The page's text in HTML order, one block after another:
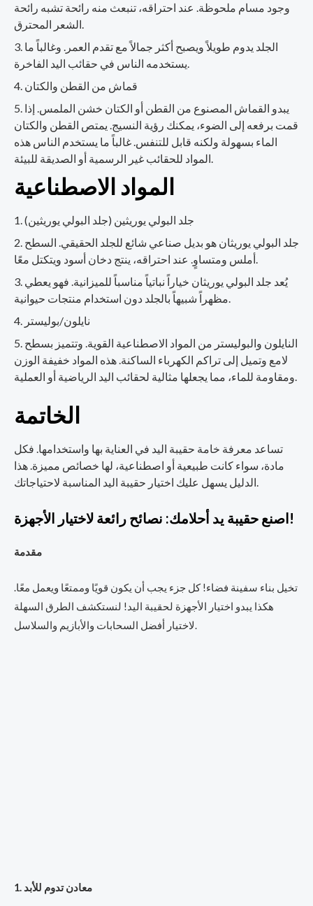
وجود مسام ملحوظة. عند احتراقه، تنبعث منه رائحة تشبه رائحة
الشعر المحترق.
الجلد يدوم طويلاً ويصبح أكثر جمالاً مع تقدم العمر. وغالباً ما
يستخدمه الناس في حقائب اليد الفاخرة.
قماش من القطن والكتان
يبدو القماش المصنوع من القطن أو الكتان خشن الملمس. إذا
قمت برفعه إلى الضوء، يمكنك رؤية النسيج. يمتص القطن والكتان
الماء بسهولة ولكنه قابل للتنفس. غالباً ما يستخدم الناس هذه
المواد للحقائب غير الرسمية أو الصديقة للبيئة.
المواد الاصطناعية
جلد البولي يوريثين (جلد البولي يوريثين)
جلد البولي يوريثان هو بديل صناعي شائع للجلد الحقيقي. السطح
أملس ومتساوٍ. عند احتراقه، ينتج دخان أسود ويتكتل معًا.
يُعد جلد البولي يوريثان خياراً نباتياً مناسباً للميزانية. فهو يعطي
مظهراً شبيهاً بالجلد دون استخدام منتجات حيوانية.
نايلون/بوليستر
النايلون والبوليستر من المواد الاصطناعية القوية. وتتميز بسطح
لامع وتميل إلى تراكم الكهرباء الساكنة. هذه المواد خفيفة الوزن
ومقاومة للماء، مما يجعلها مثالية لحقائب اليد الرياضية أو العملية.
الخاتمة
تساعد معرفة خامة حقيبة اليد في العناية بها واستخدامها. فكل
مادة، سواء كانت طبيعية أو اصطناعية، لها خصائص مميزة. هذا
الدليل يسهل عليك اختيار حقيبة اليد المناسبة لاحتياجاتك.
اصنع حقيبة يد أحلامك: نصائح رائعة لاختيار الأجهزة!
مقدمة
تخيل بناء سفينة فضاء! كل جزء يجب أن يكون قويًا وممتعًا ويعمل معًا.
هكذا يبدو اختيار الأجهزة لحقيبة اليد! لنستكشف الطرق السهلة
لاختيار أفضل السحابات والأبازيم والسلاسل.
1. معادن تدوم للأبد